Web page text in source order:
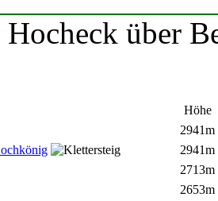
über
Höhe
2941m
2941m
2713m
2653m